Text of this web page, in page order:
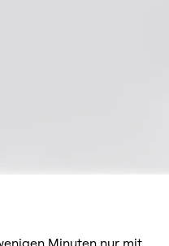
Minuten nur mit